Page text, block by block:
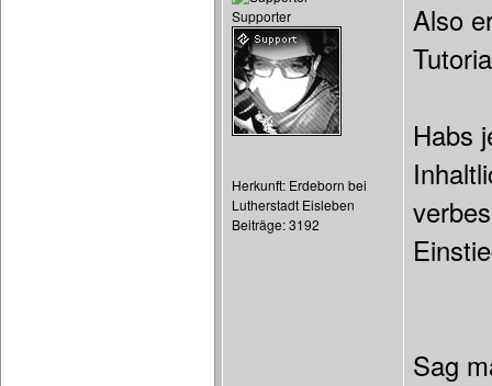
Supporter
Herkunft: Erdeborn bei
Lutherstadt Eisleben
Beiträge: 3192
Also
Habs
Sag